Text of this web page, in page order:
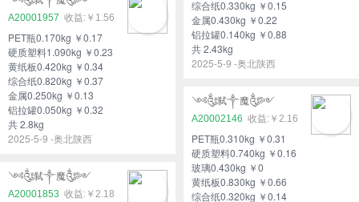
综合纸0.330kg ￥0.15
金属0.430kg ￥0.22
铝拉罐0.140kg ￥0.88
共 2.43kg
2025-5-9 -奥北陕西
A20001957
￥1.56
PET瓶0.170kg ￥0.17
硬质塑料1.090kg ￥0.23
黄纸板0.420kg ￥0.34
综合纸0.820kg ￥0.37
金属0.250kg ￥0.13
铝拉罐0.050kg ￥0.32
共 2.8kg
2025-5-9 -奥北陕西
༺༃弑༒魔༃༻
A20002146
￥2.16
PET瓶0.310kg ￥0.31
硬质塑料0.740kg ￥0.16
玻璃0.430kg ￥0
黄纸板0.830kg ￥0.66
综合纸0.320kg ￥0.14
༺༃弑༒魔༃༻
A20001853
￥2.18